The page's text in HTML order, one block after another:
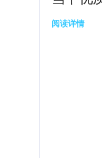
阅读详情